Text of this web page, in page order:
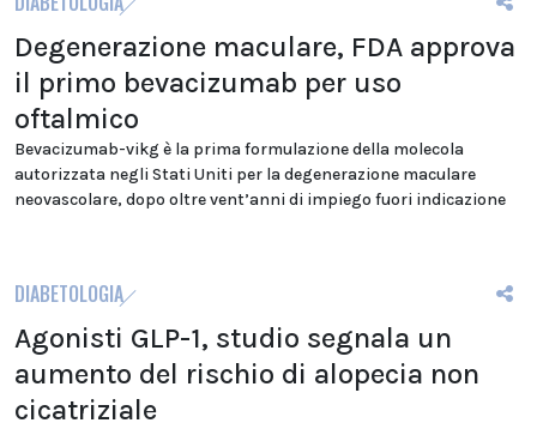
Degenerazione maculare, FDA approva
il primo bevacizumab per uso
oftalmico
Bevacizumab-vikg è la prima formulazione della molecola
autorizzata negli Stati Uniti per la degenerazione maculare
neovascolare, dopo oltre vent’anni di impiego fuori indicazione
DIABETOLOGIA
Agonisti GLP-1, studio segnala un
aumento del rischio di alopecia non
cicatriziale